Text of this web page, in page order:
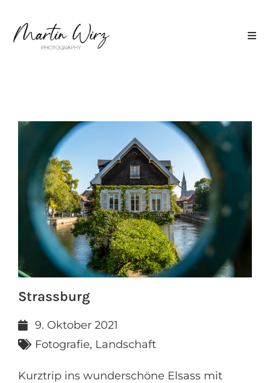
Strassburg
9. Oktober 2021
Fotografie, Landschaft
Kurztrip ins wunderschöne Elsass mit